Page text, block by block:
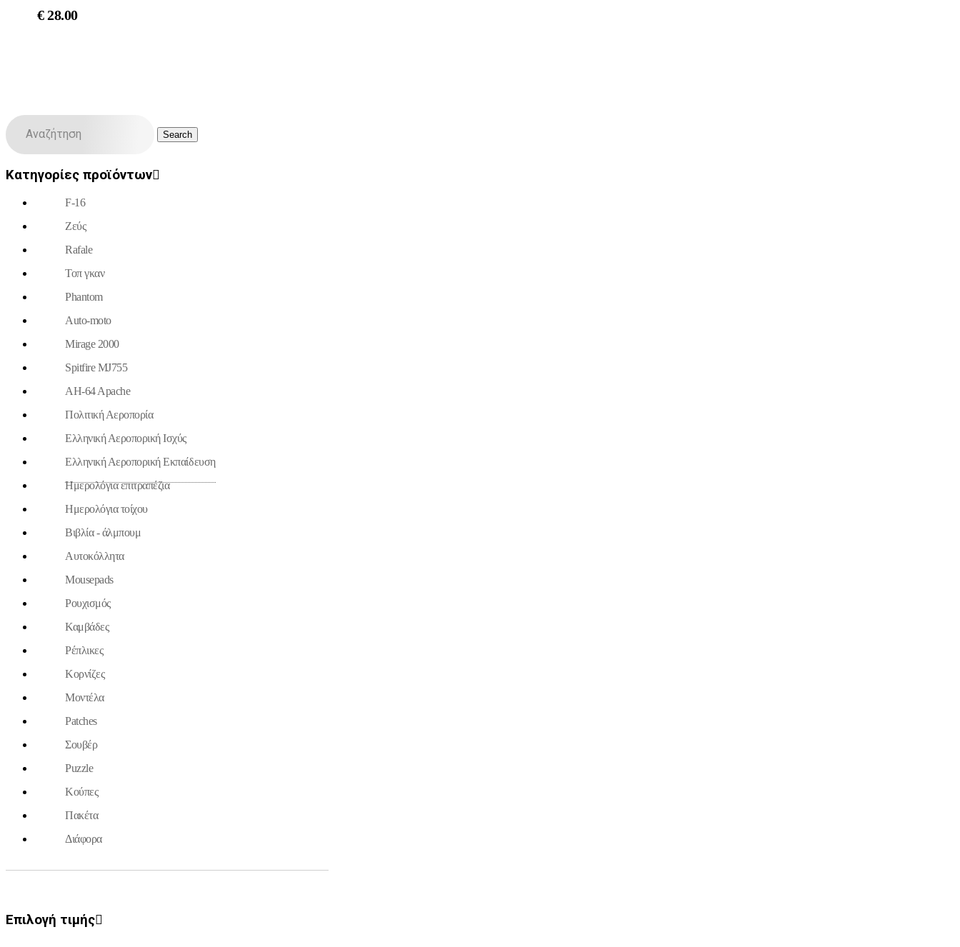
€ 28.00
Κατηγορίες προϊόντων
F-16
Ζεύς
Rafale
Τοπ γκαν
Phantom
Auto-moto
Mirage 2000
Spitfire MJ755
AH-64 Apache
Πολιτική Αεροπορία
Ελληνική Αεροπορική Ισχύς
Ελληνική Αεροπορική Εκπαίδευση
Ημερολόγια επιτραπέζια
Ημερολόγια τοίχου
Βιβλία - άλμπουμ
Aυτοκόλλητα
Mousepads
Ρουχισμός
Καμβάδες
Ρέπλικες
Κορνίζες
Μοντέλα
Patches
Σουβέρ
Puzzle
Κούπες
Πακέτα
Διάφορα
Επιλογή τιμής